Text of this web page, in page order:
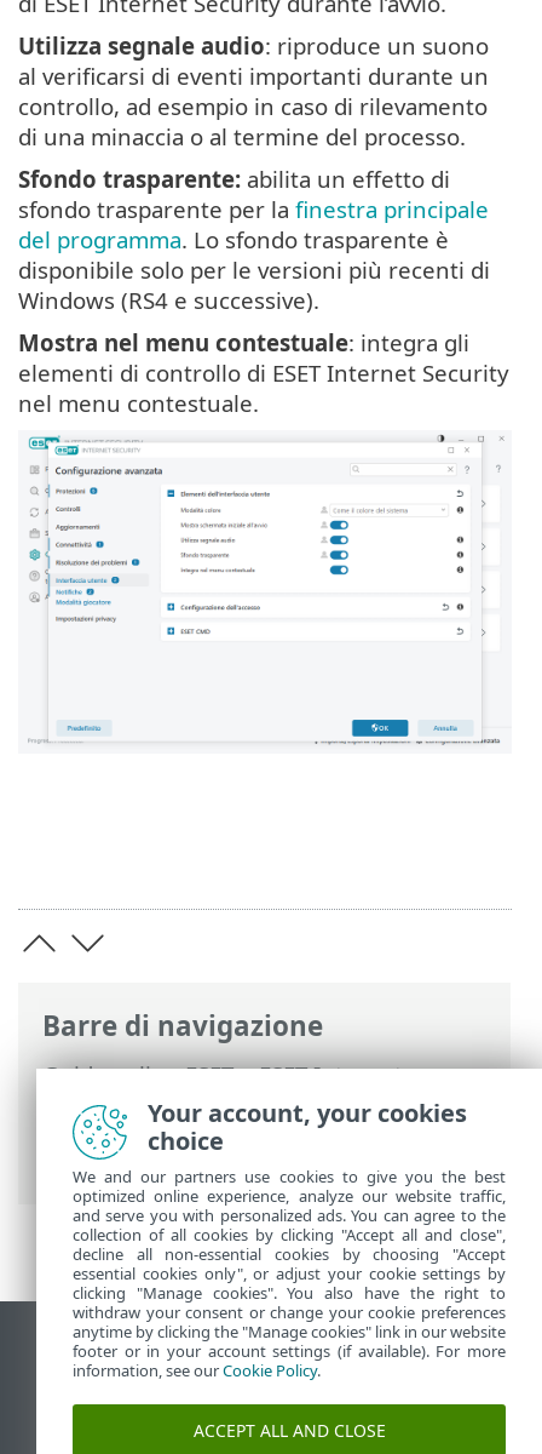
Barre di navigazione
Guida online ESET>ESET Internet
Security
>Configurazione avanzata>
Interfaccia utente
> Elementi
dell'interfaccia utente
Utilizza segnale audio: riproduce un suono
al verificarsi di eventi importanti durante un
controllo, ad esempio in caso di rilevamento
di una minaccia o al termine del processo.
Sfondo trasparente: abilita un effetto di
sfondo trasparente per la finestra principale
del programma. Lo sfondo trasparente è
disponibile solo per le versioni più recenti di
Windows (RS4 e successive).
Mostra nel menu contestuale: integra gli
elementi di controllo di ESET Internet Security
nel menu contestuale.
Visualizza sito desktop
End of Life
ESET Knowledge Base
Your account, your cookies
choice
We and our partners use cookies to give you the best
optimized online experience, analyze our website traffic,
and serve you with personalized ads. You can agree to the
collection of all cookies by clicking "Accept all and close",
decline all non-essential cookies by choosing "Accept
essential cookies only", or adjust your cookie settings by
clicking "Manage cookies". You also have the right to
withdraw your consent or change your cookie preferences
anytime by clicking the "Manage cookies" link in our website
footer or in your account settings (if available). For more
information, see ourCookie Policy.
ACCEPT ALL AND CLOSE